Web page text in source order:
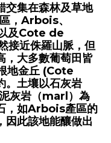
交集在森林及草地
，Arbois、
及Cote de
接近侏羅山脈，但
，大多數葡萄田皆
地金丘 (Cote
土壤以石灰岩
灰岩（marl）為
，如Arbois產區的
因此該地能釀做出